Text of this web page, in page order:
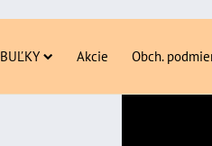
Akcie Obch.